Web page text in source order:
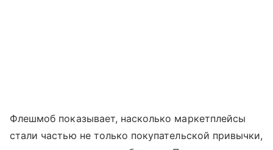
Флешмоб показывает, насколько маркетплейсы
стали частью не только покупательской привычки,